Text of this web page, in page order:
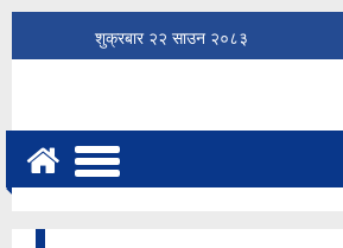
शुक्रबार २२ साउन २०८३